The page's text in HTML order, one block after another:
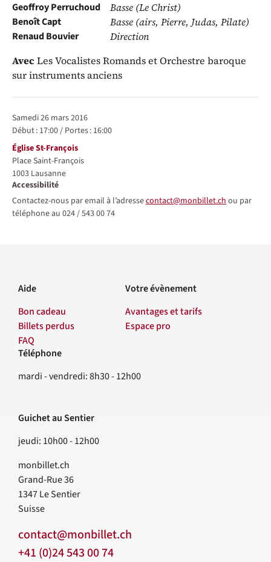
Geoffroy Perruchoud
Basse (Le Christ)
Benoît Capt
Basse (airs, Pierre, Judas, Pilate)
Renaud Bouvier
Direction
Avec Les Vocalistes Romands et Orchestre baroque
sur instruments anciens
samedi 26 mars 2016
Début : 17:00/ Portes : 16:00
Lieu
Église St-François
Place Saint-François
1003 Lausanne
Accessibilité
Contactez-nous par email à l’adressecontact@monbillet.chou par
téléphone au 024 / 543 00 74
Aide
Bon cadeau
Billets perdus
FAQ
Votre évènement
Avantages et tarifs
Espace pro
Contact
Téléphone
mardi - vendredi: 8h30 - 12h00
Guichet au Sentier
jeudi: 10h00 - 12h00
monbillet.ch
Grand-Rue 36
1347Le Sentier
Suisse
contact@monbillet.ch
+41 (0)24 543 00 74